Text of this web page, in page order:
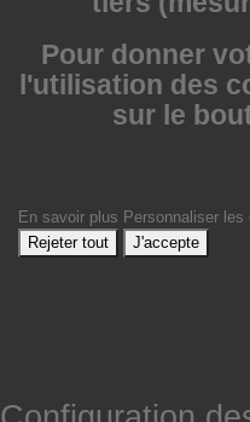
Pour donner
l'utilisation des
sur le
En savoir plus Personnaliser les
Rejeter tout
J'accepte